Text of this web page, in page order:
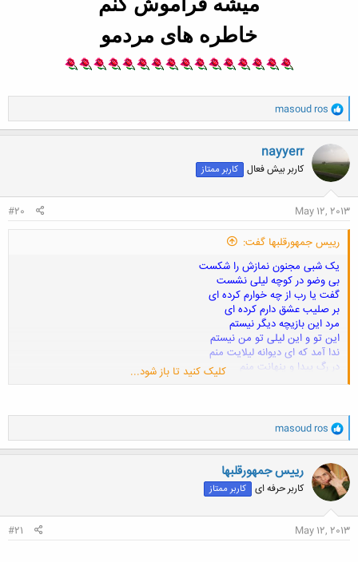
خاطره های مردمو
و
ا
ک
ن
ش
ه
ا
masoud ros
nayyerr
کاربر بیش فعال کاربر ممتاز
May 12, 2013
#20
رییس جمهورقلبها گفت:
یک شبی مجنون نمازش را شکست
بی وضو در کوچه لیلی نشست
گفت یا رب از چه خوارم کرده ای
بر صلیب عشق دارم کرده ای
مرد این بازیچه دیگر نیستم
این تو و این لیلی تو من نیستم
ندا آمد که ای دیوانه لیلایت منم
در رگ پیدا و پنهانت منم
کلیک کنید تا باز شود...
و
ا
ک
ن
ش
ه
ا
masoud ros
رییس جمهورقلبها
کاربر حرفه ای کاربر ممتاز
May 12, 2013
#21